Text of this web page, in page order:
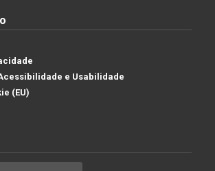
e Usabilidade
(EU)